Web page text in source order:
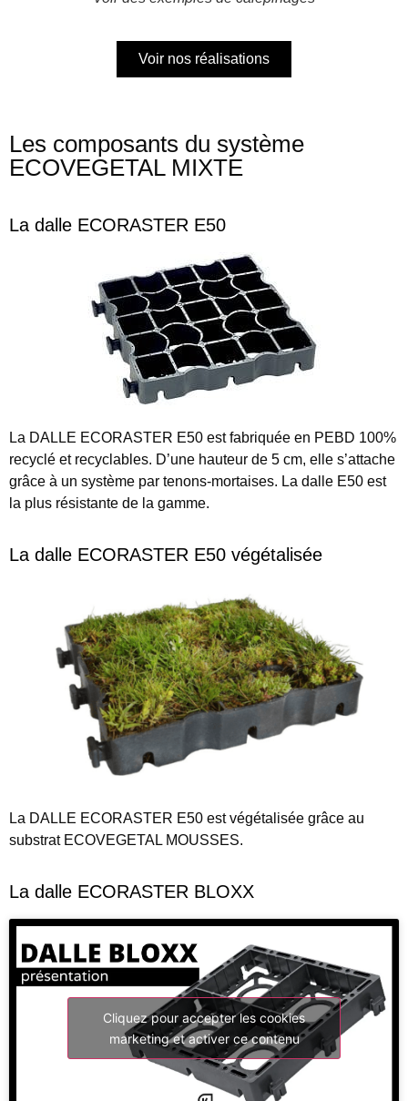
Voir nos réalisations
Les composants du système
ECOVEGETAL MIXTE
La dalle ECORASTER E50
La DALLE ECORASTER E50 est fabriquée en PEBD 100%
recyclé et recyclables. D’une hauteur de 5 cm, elle s’attache
grâce à un système par tenons-mortaises. La dalle E50 est
la plus résistante de la gamme.
La dalle ECORASTER E50 végétalisée
La DALLE ECORASTER E50 est végétalisée grâce au
substrat ECOVEGETAL MOUSSES.
La dalle ECORASTER BLOXX
Cliquez pour accepter les cookies
marketing et activer ce contenu